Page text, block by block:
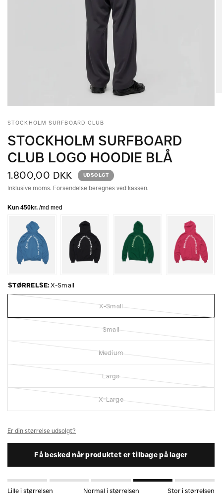
STOCKHOLM SURFBOARD CLUB
STOCKHOLM SURFBOARD
CLUB LOGO HOODIE BLÅ
1.800,00 DKK UDSOLGT
Inklusive moms. Forsendelse beregnes ved kassen.
STØRRELSE:X-Small
X-Small
Small
Medium
Large
X-Large
Er din størrelse udsolgt?
Få besked når produktet er tilbage på lager
Lille i størrelsen Normal i størrelsen Stor i størrelsen